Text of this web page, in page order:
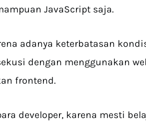
JavaScript saja.
adanya keterbatasan
dengan menggunakan
frontend.
developer, karena mesti